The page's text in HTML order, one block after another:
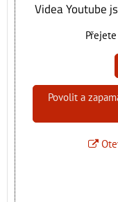
Videa Youtube
Povolit a